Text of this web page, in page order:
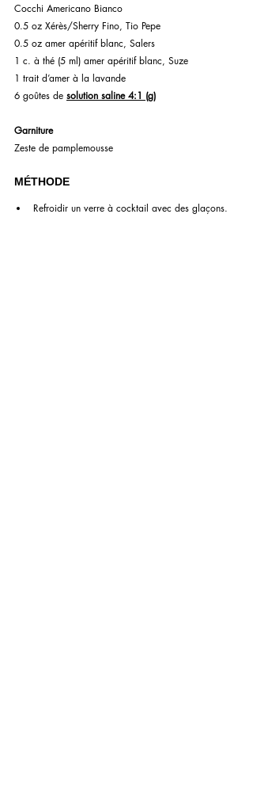
Cocchi Americano Bianco
0.5 oz Xérès/Sherry Fino, Tio Pepe
0.5 oz amer apéritif blanc, Salers
1 c. à thé (5 ml) amer apéritif blanc, Suze
1 trait d’amer à la lavande
6 goûtes de solution saline 4:1 (g)
Garniture
Zeste de pamplemousse
MÉTHODE
Refroidir un verre à cocktail avec des glaçons.